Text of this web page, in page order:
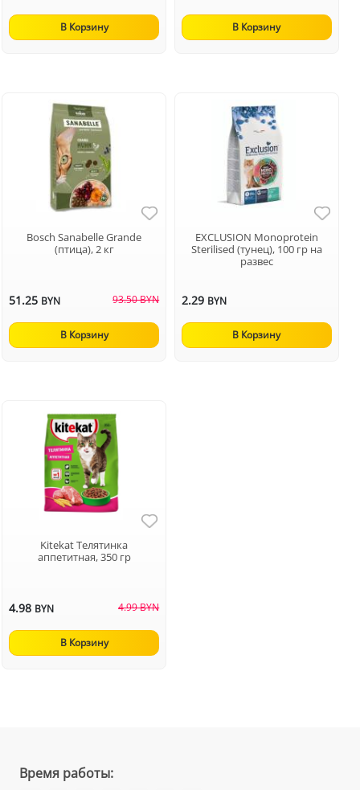
В Корзину В Корзину
Bosch Sanabelle Grande
(птица), 2 кг
51.25 BYN 93.50 BYN
В Корзину
EXCLUSION Monoprotein
Sterilised (тунец), 100 гр на
развес
2.29 BYN
В Корзину
Kitekat Телятинка
аппетитная, 350 гр
4.98 BYN 4.99 BYN
В Корзину
Время работы: